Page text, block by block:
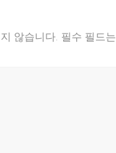
않습니다. 필수 필드는